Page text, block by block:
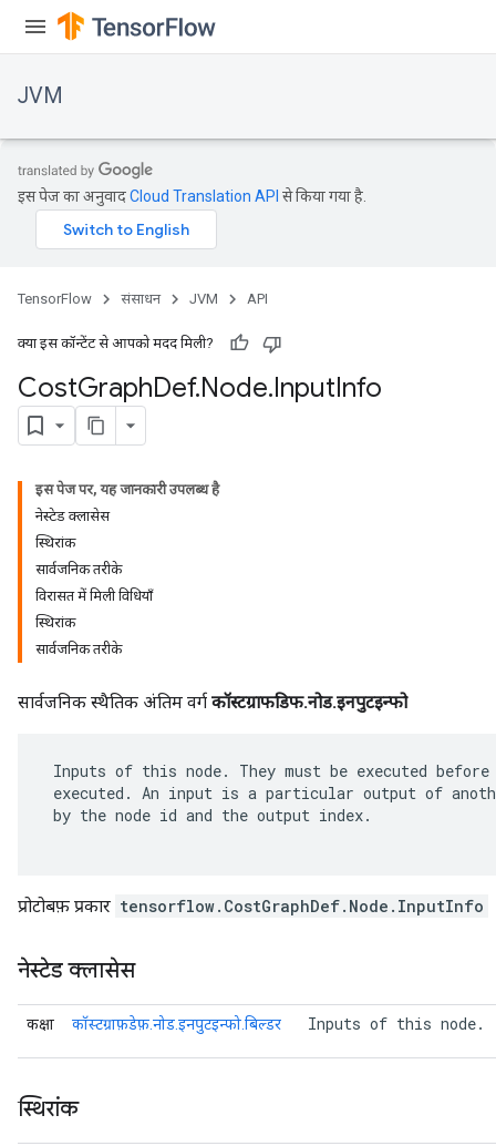
JVM
इस पेज का अनुवादCloud Translation API से किया गया है.
TensorFlow संसाधन JVM API
क्या इस कॉन्टेंट से आपको मदद मिली?
CostGraphDef.Node.InputInfo
इस पेज पर, यह जानकारी उपलब्ध है
नेस्टेड क्लासेस
स्थिरांक
सार्वजनिक तरीके
विरासत में मिली विधियाँ
स्थिरांक
सार्वजनिक तरीके
सार्वजनिक स्थैतिक अंतिम वर्ग कॉस्टग्राफडिफ.नोड.इनपुटइन्फो
Inputs of this node. They must be executed
executed. An input is a particular output of
by the node id and the output index.
प्रोटोबफ़ प्रकार tensorflow.CostGraphDef.Node.InputInfo
नेस्टेड क्लासेस
कक्षा कॉस्टग्राफ़डेफ़.नोड.इनपुटइन्फो.बिल्डर Inputs of this node.
स्थिरांक